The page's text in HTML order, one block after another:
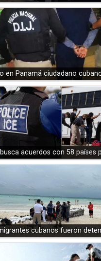
en Panamá ciudadano
busca acuerdos con 58 países
cubanos fueron